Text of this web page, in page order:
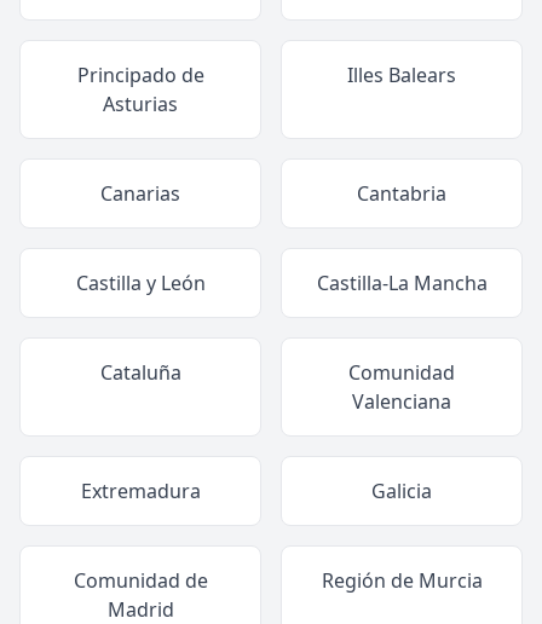
Principado de
Asturias
Illes Balears
Canarias Cantabria
Castilla y León Castilla-La Mancha
Cataluña
Comunidad
Valenciana
Extremadura Galicia
Comunidad de
Madrid
Región de Murcia